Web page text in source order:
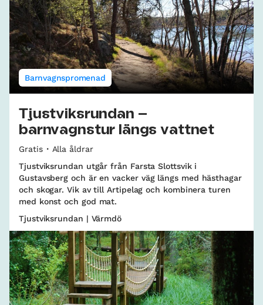
Barnvagnspromenad
Tjustviksrundan –
barnvagnstur längs vattnet
Gratis
Alla åldrar
Tjustviksrundan utgår från Farsta Slottsvik i
Gustavsberg och är en vacker väg längs med hästhagar
och skogar. Vik av till Artipelag och kombinera turen
med konst och god mat.
Tjustviksrundan | Värmdö